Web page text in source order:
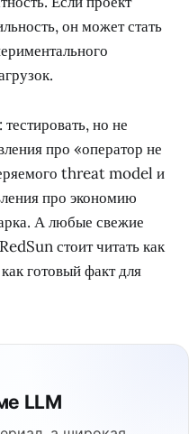
он может стать
но не
про «оператор не
threat model и
про экономию
А любые свежие
стоит читать как
готовый факт для
LLM